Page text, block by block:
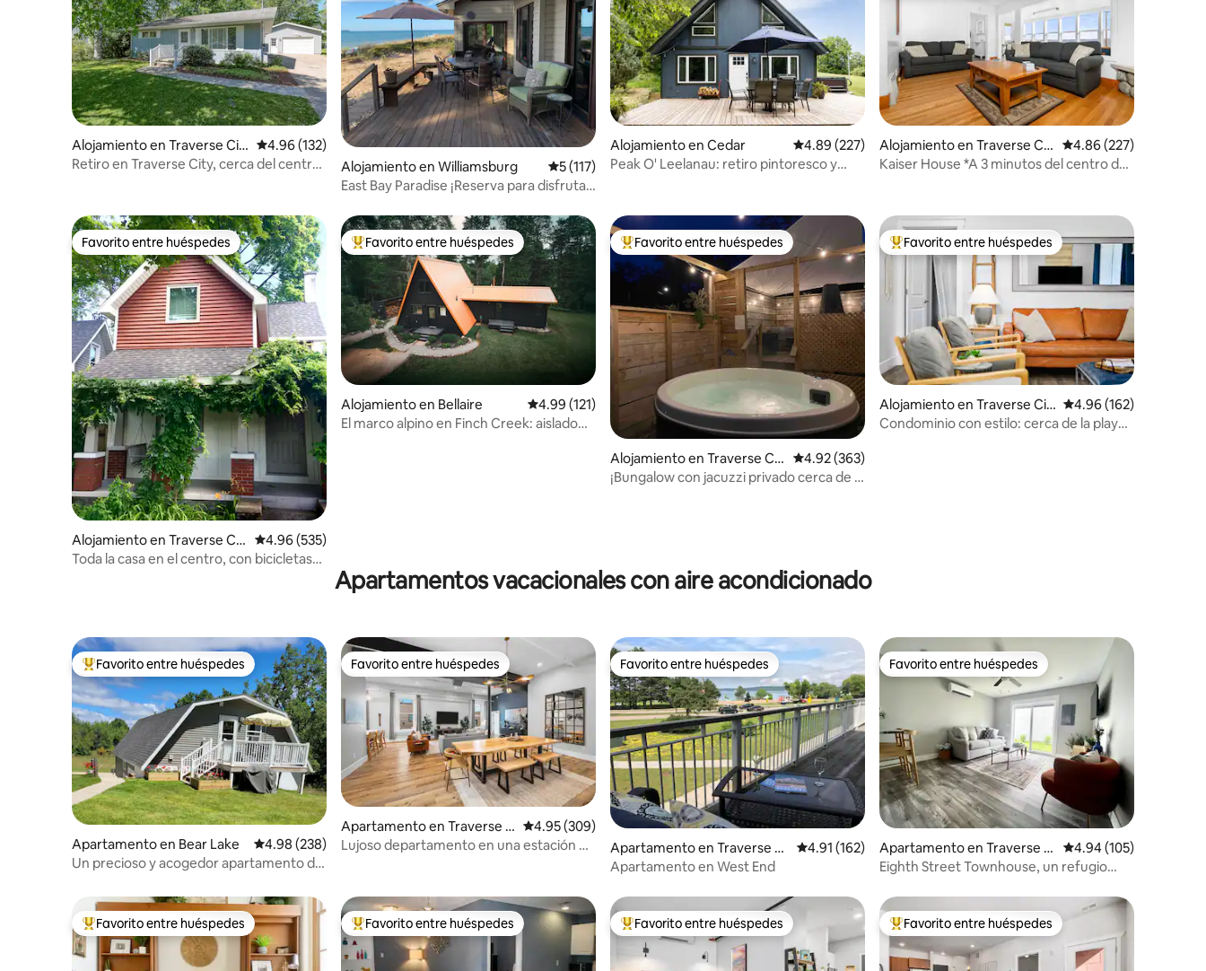
Alojamiento en Traverse Cit
y
Calificación promedio: 4.96 de 5, 132 reseñas
4.96 (132)
Retiro en Traverse City, cerca del centro
Alojamiento en Williamsburg Calificación promedio: 5 de 5, 117 reseñas
5 (117)
East Bay Paradise ¡Reserva para disfrutar
Alojamiento en Cedar Calificación promedio: 4.89 de 5, 227 reseñas
4.89 (227)
Peak O' Leelanau: retiro pintoresco y
Alojamiento en Traverse Cit
y
Calificación promedio:
4.86 (227)
Kaiser House *A 3 minutos del centro de
Favorito entre huéspedes
Favorito entre huéspedes
Alojamiento en Traverse Cit
y
Calificación promedio: 4.96 de 5, 535 reseñas
4.96 (535)
Toda la casa en el centro, con bicicletas
Favorito entre huéspedes preferido
Favorito entre huéspedes
Alojamiento en Bellaire Calificación promedio: 4.99 de 5, 121 reseñas
4.99 (121)
El marco alpino en Finch Creek: aislado
Favorito entre huéspedes preferido
Favorito entre huéspedes
Alojamiento en Traverse Cit
y
Calificación promedio: 4.92 de 5, 363 reseñas
4.92 (363)
¡Bungalow con jacuzzi privado cerca de la
Favorito entre huéspedes preferido
Favorito entre huéspedes
Alojamiento en Traverse Cit
y
Calificación promedio:
4.96 (162)
Condominio con estilo: cerca de la playa,
Apartamentos vacacionales con aire acondicionado
Favorito entre huéspedes preferido
Favorito entre huéspedes
Apartamento en Bear Lake Calificación promedio: 4.98 de 5, 238 reseñas
4.98 (238)
Un precioso y acogedor apartamento de
Favorito entre huéspedes
Favorito entre huéspedes
Apartamento en Traverse C
ity
Calificación promedio: 4.95 de 5, 309 reseñas
4.95 (309)
Lujoso departamento en una estación de
Favorito entre huéspedes
Favorito entre huéspedes
Apartamento en Traverse Ci
ty
Calificación promedio: 4.91 de 5, 162 reseñas
4.91 (162)
Apartamento en West End
Favorito entre huéspedes
Favorito entre huéspedes
Apartamento en Traverse Ci
ty
Calificación promedio:
4.94 (105)
Eighth Street Townhouse, un refugio
Favorito entre huéspedes preferido
Favorito entre huéspedes Favorito entre huéspedes preferido
Favorito entre huéspedes Favorito entre huéspedes preferido
Favorito entre huéspedes Favorito entre huéspedes preferido
Favorito entre huéspedes